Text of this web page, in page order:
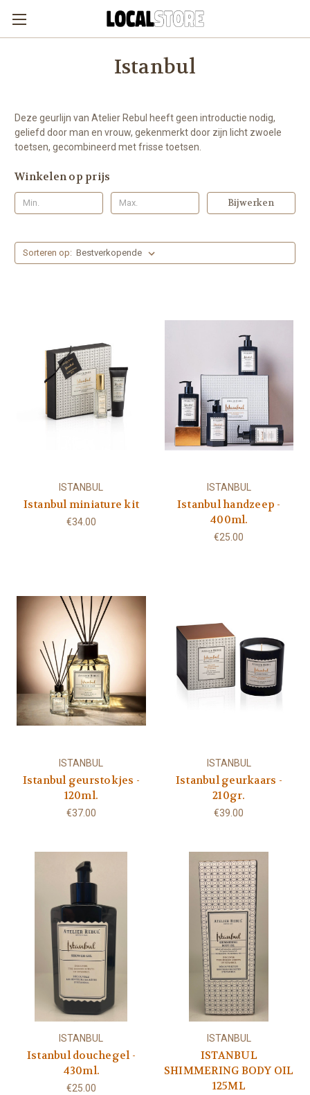
Istanbul
Deze geurlijn van Atelier Rebul heeft geen introductie nodig,
geliefd door man en vrouw, gekenmerkt door zijn licht zwoele
toetsen, gecombineerd met frisse toetsen.
Winkelen op prijs
Bijwerken
Sorteren op:
ISTANBUL
Istanbul miniature kit
€34.00
ISTANBUL
Istanbul handzeep -
400ml.
€25.00
ISTANBUL
Istanbul geurstokjes -
120ml.
€37.00
ISTANBUL
Istanbul geurkaars -
210gr.
€39.00
ISTANBUL
Istanbul douchegel -
430ml.
€25.00
ISTANBUL
ISTANBUL
SHIMMERING BODY OIL
125ML